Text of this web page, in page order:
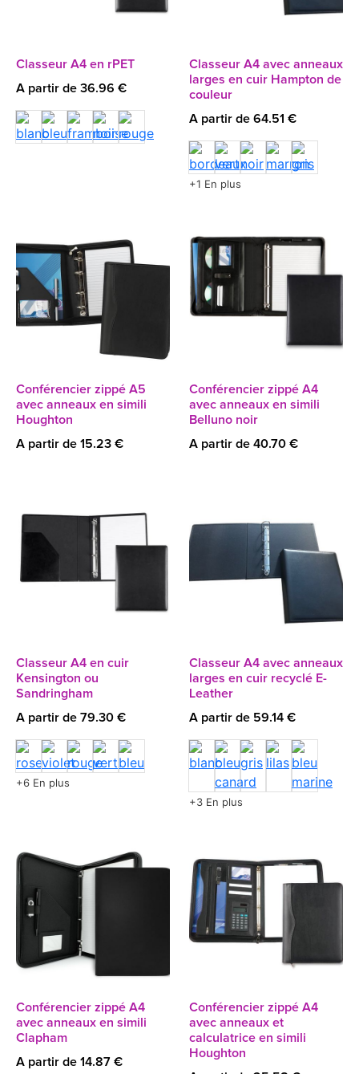
Classeur A4 en rPET
A partir de 36.96 €
Classeur A4 avec anneaux
larges en cuir Hampton de
couleur
A partir de 64.51 €
+1 En plus
Conférencier zippé A5
avec anneaux en simili
Houghton
A partir de 15.23 €
Conférencier zippé A4
avec anneaux en simili
Belluno noir
A partir de 40.70 €
Classeur A4 en cuir
Kensington ou
Sandringham
A partir de 79.30 €
+6 En plus
Classeur A4 avec anneaux
larges en cuir recyclé E-
Leather
A partir de 59.14 €
+3 En plus
Conférencier zippé A4
avec anneaux en simili
Clapham
A partir de 14.87 €
Conférencier zippé A4
avec anneaux et
calculatrice en simili
Houghton